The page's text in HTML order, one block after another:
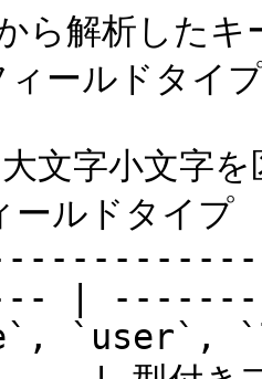
ら解析した
ールドタイ
文字小文字
ィールド
|